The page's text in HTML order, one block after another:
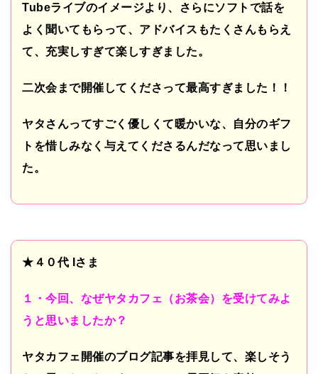
Tubeライブのイメージより、さらにソフトで話を
よく聞いてもらって、アドバイスもたくさんもらえ
て、充実しすぎて楽しすぎました。
二次会まで開催してくださって最高すぎました！！
ヤタさんってすごく優しくて暖かいな、自分のギフ
トを惜しみなく与えてくださるんだなって思いまし
た。
★４０代 さま
１・今回、なぜヤタカフェ（お茶会）を受けてみよ
うと思いましたか？
ヤタカフェ開催のブログ記事を拝見して、楽しそう